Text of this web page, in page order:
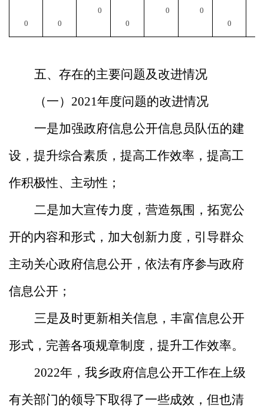
0 0
0
0
0
0
0
五、存在的主要问题及改进情况
（一） 2021年度问题的改进情况
一是加强政府信息公开信息员队伍的建
设，提升综合素质，提高工作效率，提高工
作积极性、主动性；
二是加大宣传力度，营造氛围，拓宽公
开的内容和形式，加大创新力度，引导群众
主动关心政府信息公开，依法有序参与政府
信息公开；
三是及时更新相关信息，丰富信息公开
形式，完善各项规章制度，提升工作效率。
2022年，我乡政府信息公开工作在上级
有关部门的领导下取得了一些成效，但也清